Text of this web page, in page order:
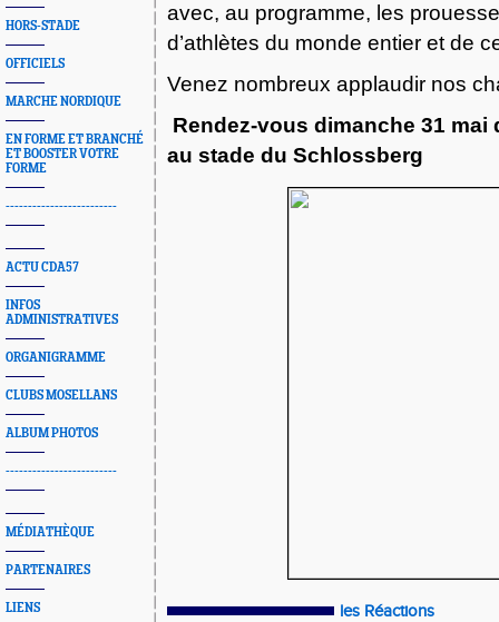
HORS-STADE
OFFICIELS
MARCHE NORDIQUE
EN FORME ET BRANCHÉ
ET BOOSTER VOTRE
FORME
-------------------------
ACTU CDA57
INFOS
ADMINISTRATIVES
ORGANIGRAMME
CLUBS MOSELLANS
ALBUM PHOTOS
-------------------------
MÉDIATHÈQUE
PARTENAIRES
LIENS
avec, au programme, les
d’athlètes du monde entier et de
Venez nombreux applaudir nos
Rendez-vous dimanche 31 mai
au stade du Schlossberg
les Réactions